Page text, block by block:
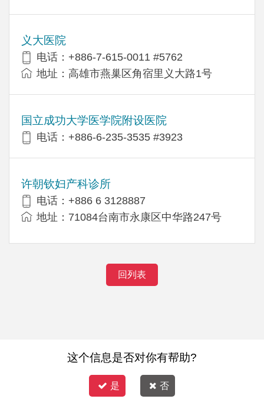
义大医院
电话：+886-7-615-0011 #5762
地址：高雄市燕巢区角宿里义大路1号
国立成功大学医学院附设医院
电话：+886-6-235-3535 #3923
许朝钦妇产科诊所
电话：+886 6 3128887
地址：71084台南市永康区中华路247号
回列表
这个信息是否对你有帮助?
是 否